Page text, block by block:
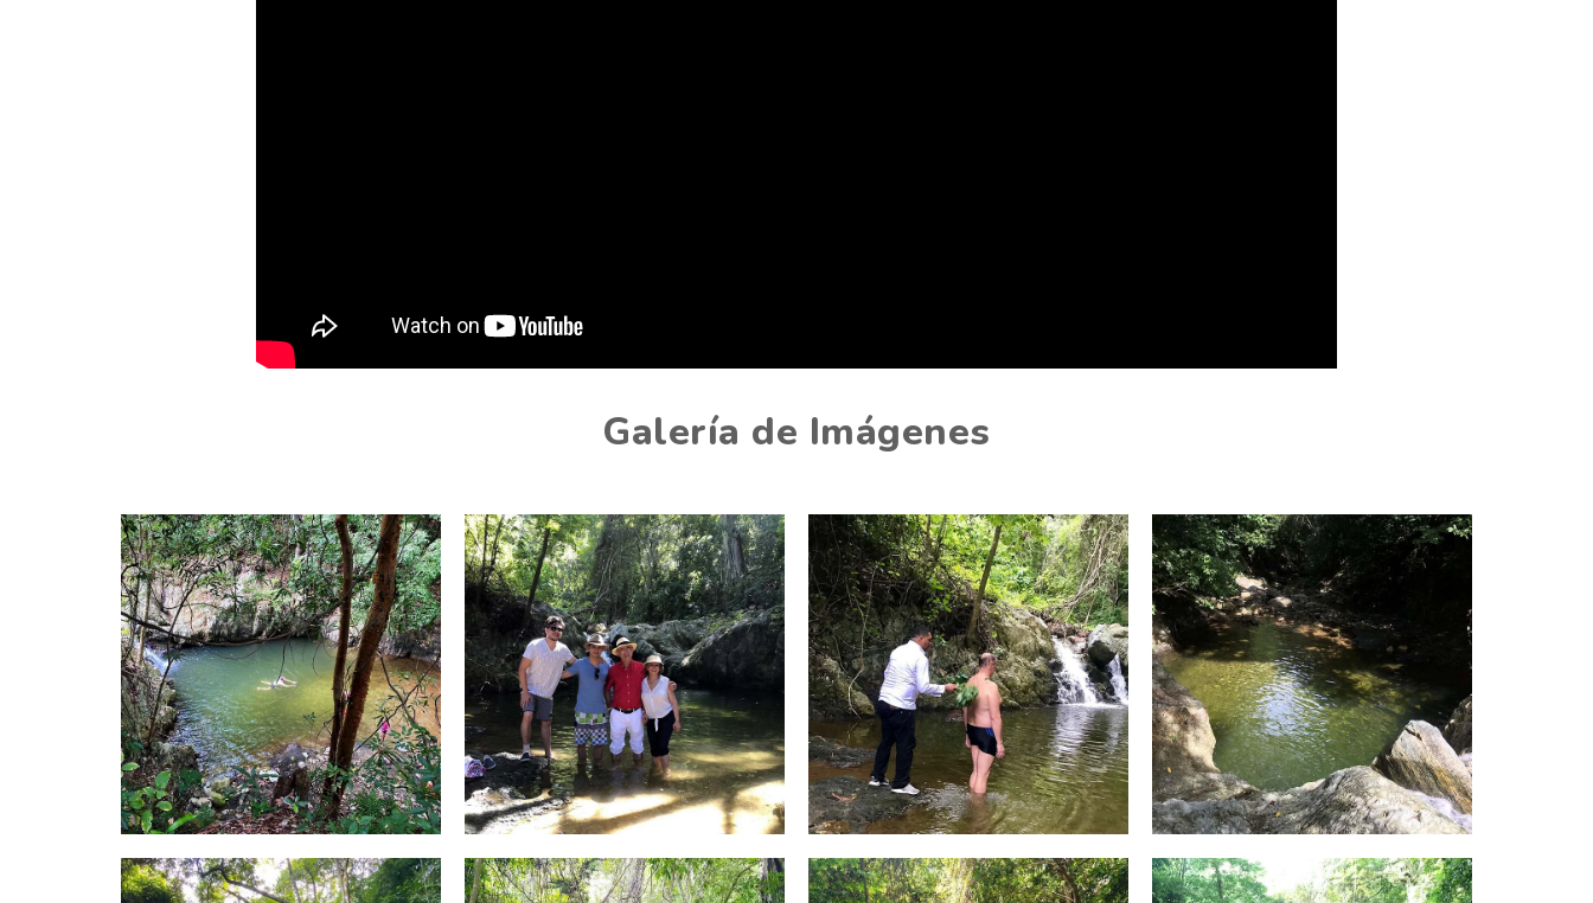
Galería de Imágenes